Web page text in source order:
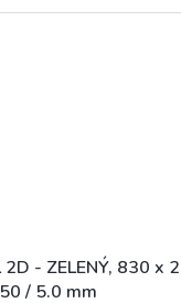
2D - ZELENÝ, 830 x
/ 5.0 mm